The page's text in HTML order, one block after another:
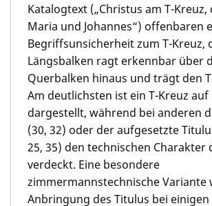
Katalogtext („Christus am T-
Maria und Johannes“) offenbaren
Begriffsunsicherheit zum T-Kreuz,
Längsbalken ragt erkennbar über
Querbalken hinaus und trägt den
Am deutlichsten ist ein T-Kreuz auf
dargestellt, während bei anderen
(30, 32) oder der aufgesetzte
25, 35) den technischen Charakter
verdeckt. Eine besondere
zimmermannstechnische Variante
Anbringung des Titulus bei einigen